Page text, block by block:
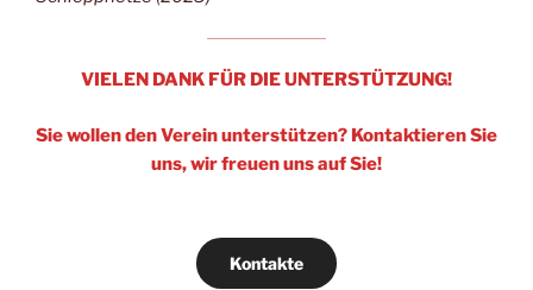
VIELEN DANK FÜR DIE UNTERSTÜTZUNG!
Sie wollen den Verein unterstützen? Kontaktieren Sie
uns, wir freuen uns auf Sie!
Kontakte